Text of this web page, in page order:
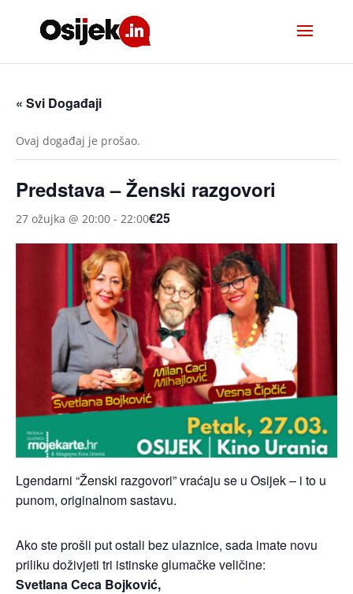
« Svi Događaji
Ovaj događaj je prošao.
Predstava – Ženski razgovori
27 ožujka @ 20:00 - 22:00€25
Lgendarni “Ženski razgovori” vraćaju se u Osijek – i to u
punom, originalnom sastavu.
Ako ste prošli put ostali bez ulaznice, sada imate novu
priliku doživjeti tri istinske glumačke veličine:
Svetlana Ceca Bojković,